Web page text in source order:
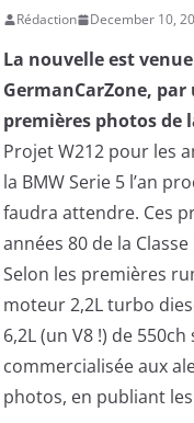
Rédaction December 10,
La nouvelle est
GermanCarZone,
premières photos de
Projet W212 pour les
la BMW Serie 5 l’an
faudra attendre. Ces
années 80 de la
Selon les premières
moteur 2,2L turbo
6,2L (un V8 !) de
commercialisée aux
photos, en publiant